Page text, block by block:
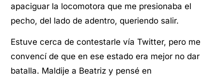
apaciguar la locomotora que me presionaba el
pecho, del lado de adentro, queriendo salir.
Estuve cerca de contestarle vía Twitter, pero me
convencí de que en ese estado era mejor no dar
batalla. Maldije a Beatriz y pensé en